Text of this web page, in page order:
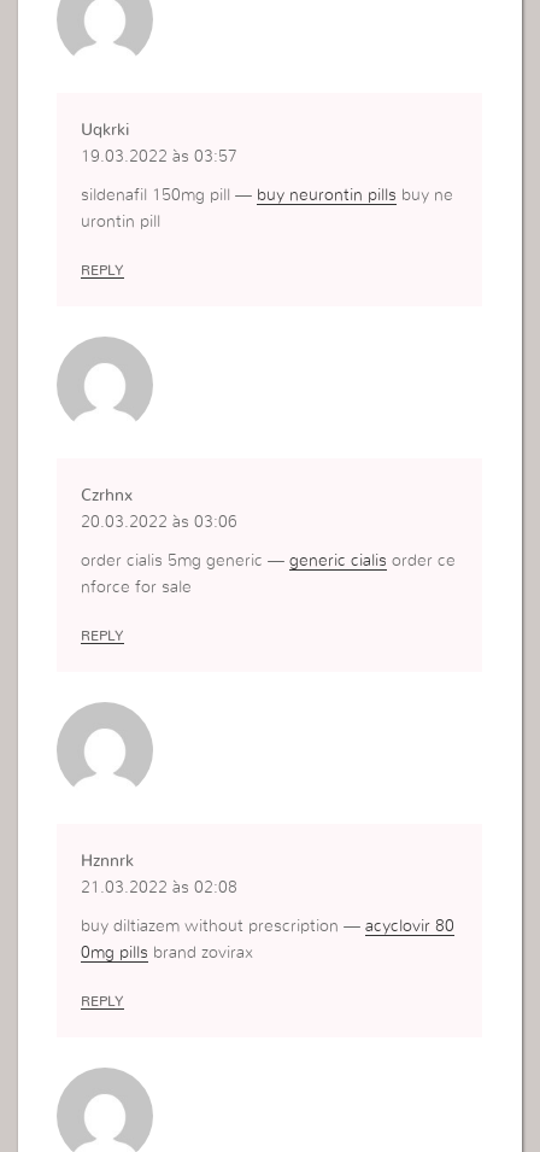
Uqkrki
19.03.2022 às 03:57
sildenafil 150mg pill — buy neurontin pills buy ne
urontin pill
REPLY
Czrhnx
20.03.2022 às 03:06
order cialis 5mg generic —generic cialis order ce
nforce for sale
REPLY
Hznnrk
21.03.2022 às 02:08
buy diltiazem without prescription —acyclovir 80
0mg pills brand zovirax
REPLY